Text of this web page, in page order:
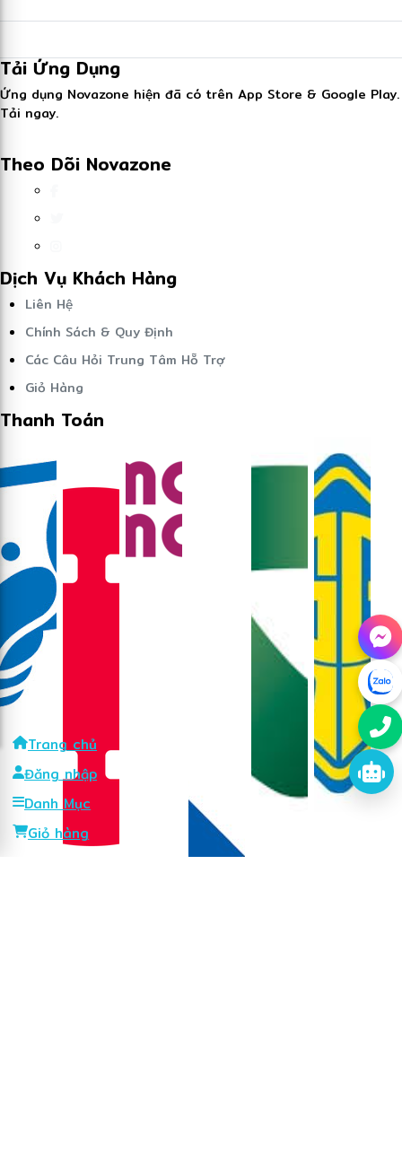
Tải Ứng Dụng
Ứng dụng Novazone hiện đã có trên App Store & Google Play.
Tải ngay.
Theo Dõi Novazone
Dịch Vụ Khách Hàng
Liên Hệ
Chính Sách & Quy Định
Các Câu Hỏi Trung Tâm Hỗ Trợ
Giỏ Hàng
Thanh Toán
Trang chủ
Đăng nhập
Danh Mục
Giỏ hàng